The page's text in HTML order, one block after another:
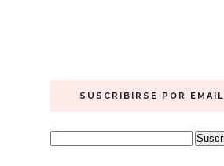
SUSCRIBIRSE POR EMAIL